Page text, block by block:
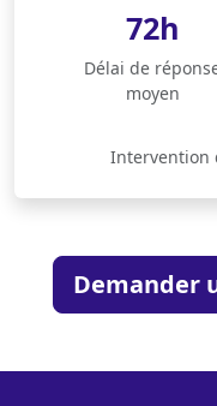
72h
Délai de
moyen
Intervention
Demander